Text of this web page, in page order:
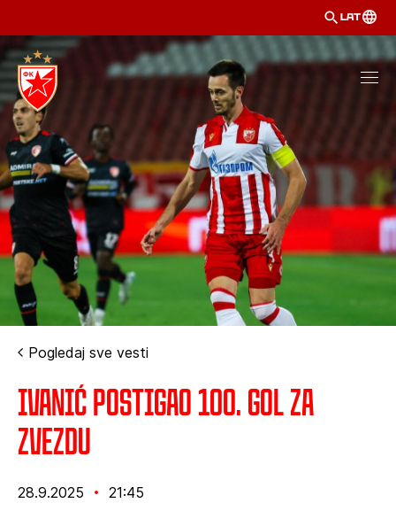
LAT
Pogledaj sve vesti
Ivanić postigao 100. gol za
Zvezdu
28.9.2025 21:45